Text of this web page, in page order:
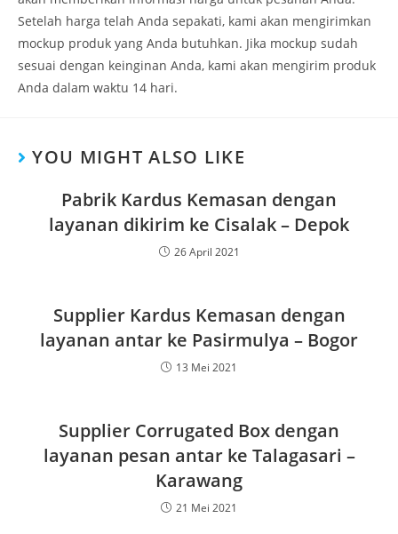
Setelah harga telah Anda sepakati, kami akan mengirimkan
mockup produk yang Anda butuhkan. Jika mockup sudah
sesuai dengan keinginan Anda, kami akan mengirim produk
Anda dalam waktu 14 hari.
YOU MIGHT ALSO LIKE
Pabrik Kardus Kemasan dengan
layanan dikirim ke Cisalak – Depok
26 April 2021
Supplier Kardus Kemasan dengan
layanan antar ke Pasirmulya – Bogor
13 Mei 2021
Supplier Corrugated Box dengan
layanan pesan antar ke Talagasari –
Karawang
21 Mei 2021